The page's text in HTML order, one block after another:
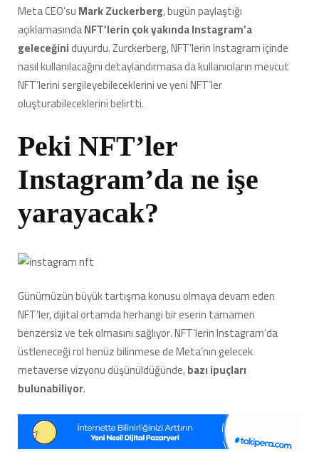
Meta CEO’suMark Zuckerberg, bugün paylaştığı
açıklamasındaNFT’lerin çok yakında Instagram’a
geleceğiniduyurdu. Zurckerberg, NFT’lerin Instagram içinde
nasıl kullanılacağını detaylandırmasa da kullanıcıların mevcut
NFT’lerini sergileyebileceklerini ve yeni NFT’ler
oluşturabileceklerini belirtti.
Peki NFT’ler
Instagram’da ne işe
yarayacak?
Günümüzün büyük tartışma konusu olmaya devam eden
NFT’ler, dijital ortamda herhangi bir eserin tamamen
benzersiz ve tek olmasını sağlıyor. NFT’lerin Instagram’da
üstleneceği rol henüz bilinmese de Meta’nın gelecek
metaverse vizyonu düşünüldüğünde,bazı ipuçları
bulunabiliyor.